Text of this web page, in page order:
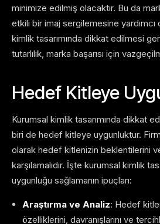
minimize edilmiş olacaktır. Bu da
etkili bir imaj sergilemesine yardımcı
kimlik tasarımında dikkat edilmesi
tutarlılık, marka başarısı için
Hedef Kitleye
Kurumsal kimlik tasarımında dikkat
biri de hedef kitleye uygunluktur.
olarak hedef kitlenizin beklentilerini ve
karşılamalıdır. İşte kurumsal kimlik
uygunluğu sağlamanın ipuçları:
Araştırma ve Analiz: Hedef
özelliklerini, davranışlarını ve